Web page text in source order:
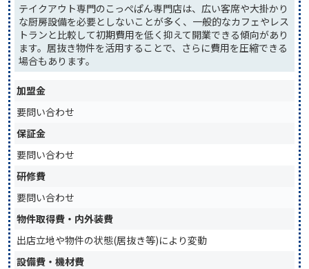
テイクアウト専門のこっぺぱん専門店は、広い客席や大掛かり
な厨房設備を必要としないことが多く、一般的なカフェやレス
トランと比較して初期費用を低く抑えて開業できる傾向があり
ます。居抜き物件を活用することで、さらに費用を圧縮できる
場合もあります。
加盟金
要問い合わせ
保証金
要問い合わせ
研修費
要問い合わせ
物件取得費・内外装費
出店立地や物件の状態(居抜き等)により変動
設備費・機材費